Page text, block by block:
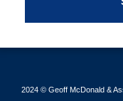
2024 © Geoff McDonald &